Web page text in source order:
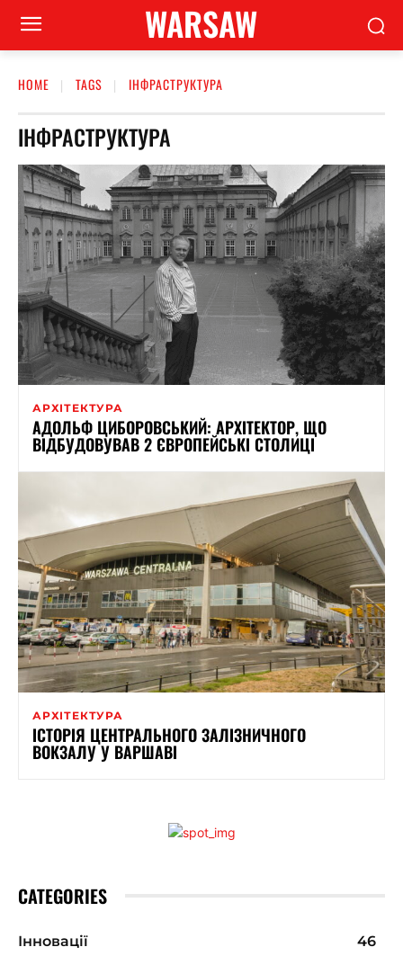
WARSAW
HOME TAGS ІНФРАСТРУКТУРА
ІНФРАСТРУКТУРА
АРХІТЕКТУРА
АДОЛЬФ ЦИБОРОВСЬКИЙ: АРХІТЕКТОР, ЩО
ВІДБУДОВУВАВ 2 ЄВРОПЕЙСЬКІ СТОЛИЦІ
АРХІТЕКТУРА
ІСТОРІЯ ЦЕНТРАЛЬНОГО ЗАЛІЗНИЧНОГО
ВОКЗАЛУ У ВАРШАВІ
CATEGORIES
Інновації
46